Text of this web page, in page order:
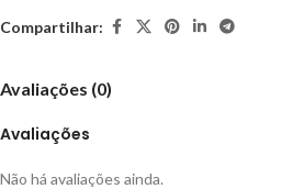
Compartilhar:
Avaliações (0)
Avaliações
Não há avaliações ainda.